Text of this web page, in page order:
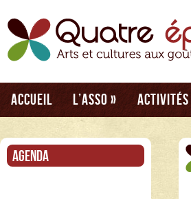
Accueil L’asso » Activités
Agenda